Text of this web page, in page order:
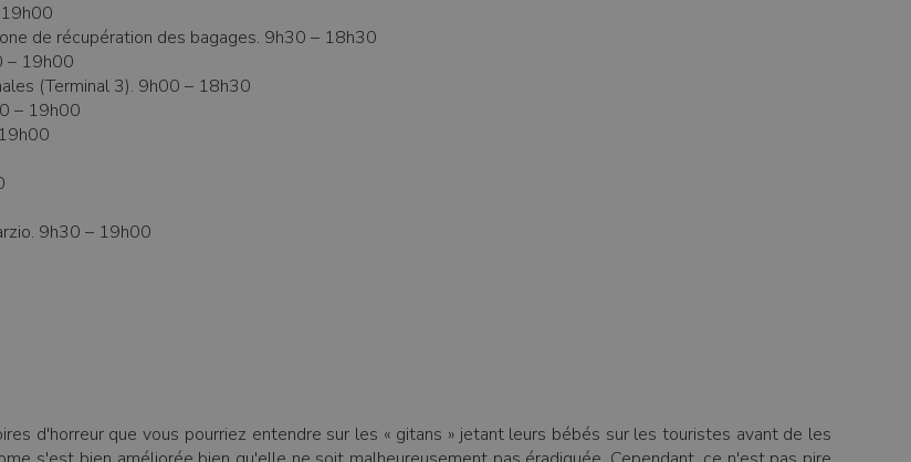
de récupération des bagages. 9h30 – 18h30
– 19h00
(Terminal 3). 9h00 – 18h30
– 19h00
9h30 – 19h00
d'horreur que vous pourriez entendre sur les « gitans » jetant leurs bébés sur les touristes avant de les